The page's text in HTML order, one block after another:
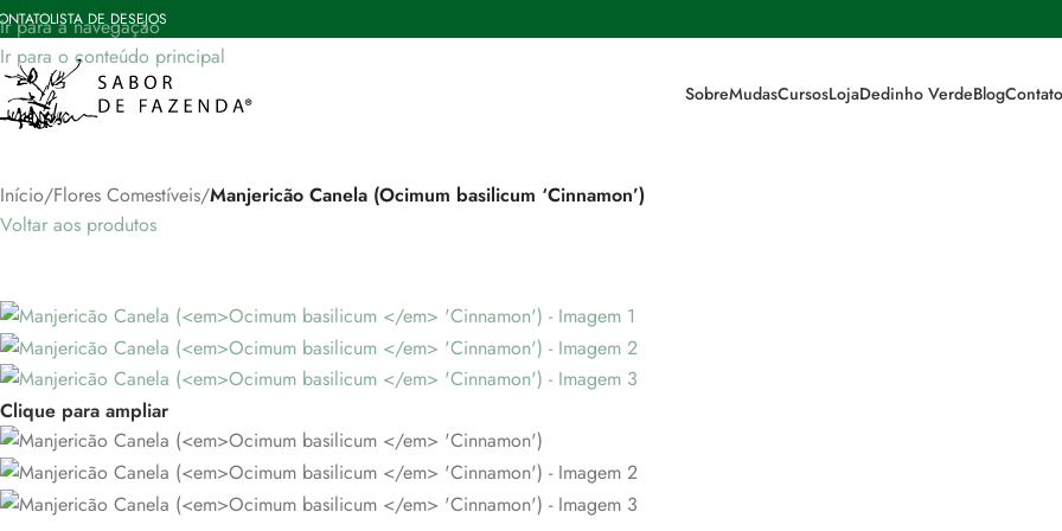
Ir para a navegação
Ir para o conteúdo principal
LISTA DE DESEJOS
SobreMudasCursosLojaDedinho VerdeBlogContato
Início/Flores Comestíveis/Manjericão Canela (Ocimum basilicum ‘Cinnamon’)
Voltar aos produtos
Clique para ampliar